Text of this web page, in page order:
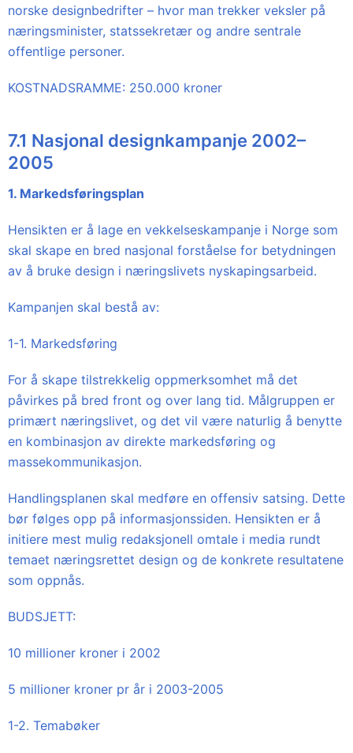
norske designbedrifter – hvor man trekker veksler på
næringsminister, statssekretær og andre sentrale
offentlige personer.
KOSTNADSRAMME: 250.000 kroner
7.1 Nasjonal designkampanje 2002–
2005
1. Markedsføringsplan
Hensikten er å lage en vekkelseskampanje i Norge som
skal skape en bred nasjonal forståelse for betydningen
av å bruke design i næringslivets nyskapingsarbeid.
Kampanjen skal bestå av:
1-1. Markedsføring
For å skape tilstrekkelig oppmerksomhet må det
påvirkes på bred front og over lang tid. Målgruppen er
primært næringslivet, og det vil være naturlig å benytte
en kombinasjon av direkte markedsføring og
massekommunikasjon.
Handlingsplanen skal medføre en offensiv satsing. Dette
bør følges opp på informasjonssiden. Hensikten er å
initiere mest mulig redaksjonell omtale i media rundt
temaet næringsrettet design og de konkrete resultatene
som oppnås.
BUDSJETT:
10 millioner kroner i 2002
5 millioner kroner pr år i 2003-2005
1-2. Temabøker